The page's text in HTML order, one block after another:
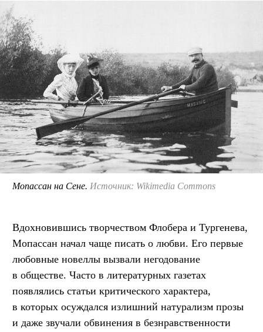
Мопассан на Сене. Источник: Wikimedia Commons
Вдохновившись творчеством Флобера и Тургенева,
Мопассан начал чаще писать о любви. Его первые
любовные новеллы вызвали негодование
в обществе. Часто в литературных газетах
появлялись статьи критического характера,
в которых осуждался излишний натурализм прозы
и даже звучали обвинения в безнравственности